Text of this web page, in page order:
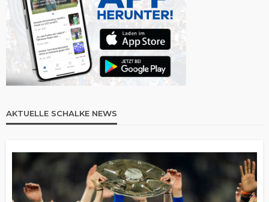
AKTUELLE SCHALKE NEWS